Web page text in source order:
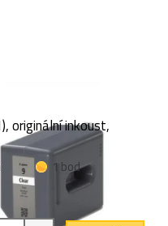
originální inkoust,
1 bod